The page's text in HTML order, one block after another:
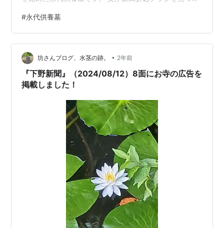
一昨日からちょうど実家に帰ったので、昨日私も見に行
き、特に問題ないと思いましたので契約しました。 急な
展開にビックリです。 実家の母は以前から「一心寺さん
でいい」ということでしたが、一方の父は「他人と一緒
くたにこねくりまわされて骨仏になるのはいやじゃ、海
にまいてくれ」とふたりの意見がまとまら…
#永代供養墓
坊さんブログ、水茎の跡。 • 2年前
『下野新聞』（2024/08/12）8面にお寺の広告を
掲載しました！